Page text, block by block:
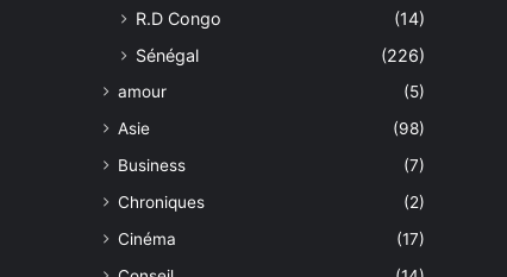
R.D Congo
(14)
Sénégal
(226)
amour
(5)
Asie
(98)
Business
(7)
Chroniques
(2)
Cinéma
(17)